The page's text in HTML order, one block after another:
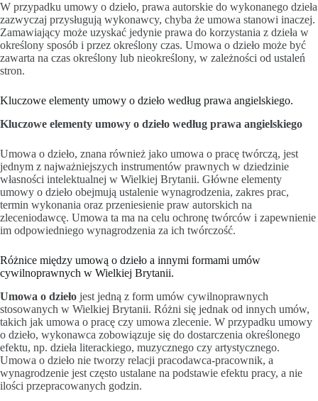
W przypadku umowy o dzieło, prawa autorskie do wykonanego dzieła
zazwyczaj przysługują wykonawcy, chyba że umowa stanowi inaczej.
Zamawiający może uzyskać jedynie prawa do korzystania z dzieła w
określony sposób i przez określony czas. Umowa o dzieło może być
zawarta na czas określony lub nieokreślony, w zależności od ustaleń
stron.
Kluczowe elementy umowy o dzieło według prawa angielskiego.
Kluczowe elementy umowy o dzieło według prawa angielskiego
Umowa o dzieło, znana również jako umowa o pracę twórczą, jest
jednym z najważniejszych instrumentów prawnych w dziedzinie
własności intelektualnej w Wielkiej Brytanii. Główne elementy
umowy o dzieło obejmują ustalenie wynagrodzenia, zakres prac,
termin wykonania oraz przeniesienie praw autorskich na
zleceniodawcę. Umowa ta ma na celu ochronę twórców i zapewnienie
im odpowiedniego wynagrodzenia za ich twórczość.
Różnice między umową o dzieło a innymi formami umów
cywilnoprawnych w Wielkiej Brytanii.
Umowa o dzieło jest jedną z form umów cywilnoprawnych
stosowanych w Wielkiej Brytanii. Różni się jednak od innych umów,
takich jak umowa o pracę czy umowa zlecenie. W przypadku umowy
o dzieło, wykonawca zobowiązuje się do dostarczenia określonego
efektu, np. dzieła literackiego, muzycznego czy artystycznego.
Umowa o dzieło nie tworzy relacji pracodawca-pracownik, a
wynagrodzenie jest często ustalane na podstawie efektu pracy, a nie
ilości przepracowanych godzin.